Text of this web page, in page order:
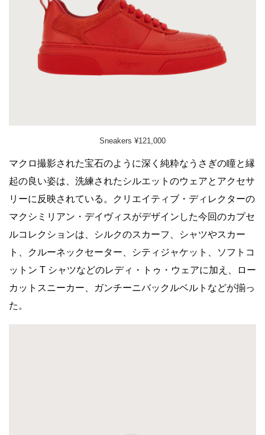
Sneakers ¥121,000
マクロ撮影された宝石のように深く純粋なうさぎの瞳と縁
起の良い姿は、洗練されたシルエットのウェアとアクセサ
リーに反映されている。クリエイティブ・ディレクターの
マクシミリアン・デイヴィスがデザインした今回のカプセ
ルコレクションは、シルクのスカーフ、シャツやスカー
ト、クルーネックセーター、シティジャケット、ソフトコ
ットン T シャツなどのレディ・トゥ・ウェアに加え、ロー
カットスニーカー、ガンチーニバックルベルトなどが揃っ
た。